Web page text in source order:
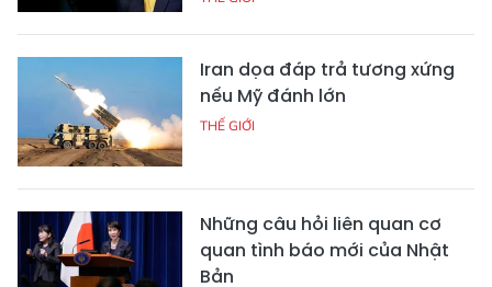
Iran dọa đáp trả tương xứng
nếu Mỹ đánh lớn
THẾ GIỚI
Những câu hỏi liên quan cơ
quan tình báo mới của Nhật
Bản